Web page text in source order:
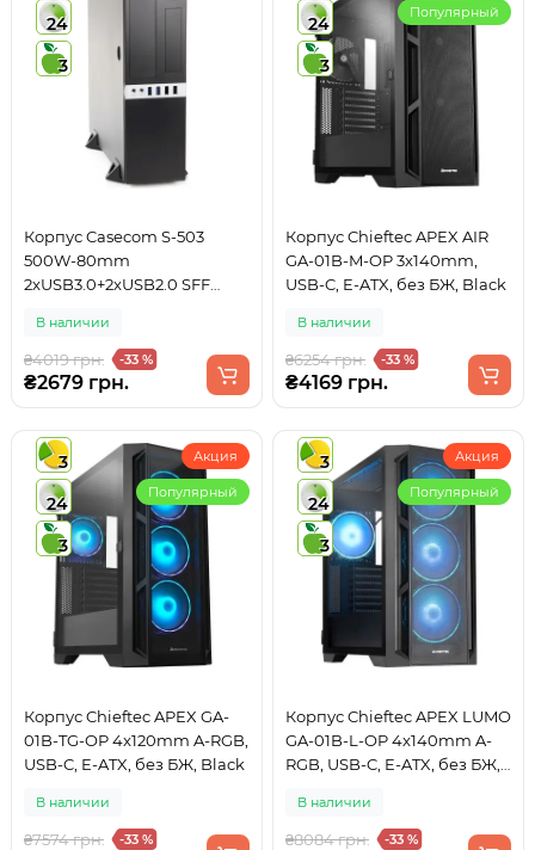
24
3
Корпус Casecom S-503
500W-80mm
2xUSB3.0+2xUSB2.0 SFF
В наличии
₴4019 грн. -33 %
₴2679 грн.
24
3
Популярный
Корпус Chieftec APEX AIR
GA-01B-M-OP 3x140mm,
USB-C, E-ATX, без БЖ, Black
В наличии
₴6254 грн. -33 %
₴4169 грн.
3
24
3
Акция
Популярный
Корпус Chieftec APEX GA-
01B-TG-OP 4x120mm A-RGB,
USB-C, E-ATX, без БЖ, Black
В наличии
₴7574 грн. -33 %
3
24
3
Акция
Популярный
Корпус Chieftec APEX LUMO
GA-01B-L-OP 4x140mm A-
RGB, USB-C, E-ATX, без БЖ,
В наличии
₴8084 грн. -33 %